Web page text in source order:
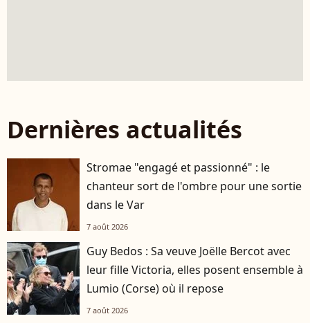
Dernières actualités
Stromae "engagé et passionné" : le
chanteur sort de l'ombre pour une sortie
dans le Var
7 août 2026
Guy Bedos : Sa veuve Joëlle Bercot avec
leur fille Victoria, elles posent ensemble à
Lumio (Corse) où il repose
7 août 2026